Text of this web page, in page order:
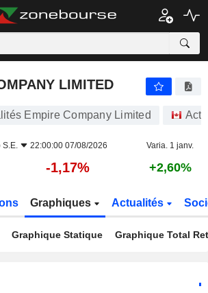
LIMITED
LIMITED
Empire Company Limited
S.E. 22:00:00 07/08/2026 Varia. 1 janv.
-1,17% +2,60%
Graphiques Actualités
Graphique Statique Graphique Total